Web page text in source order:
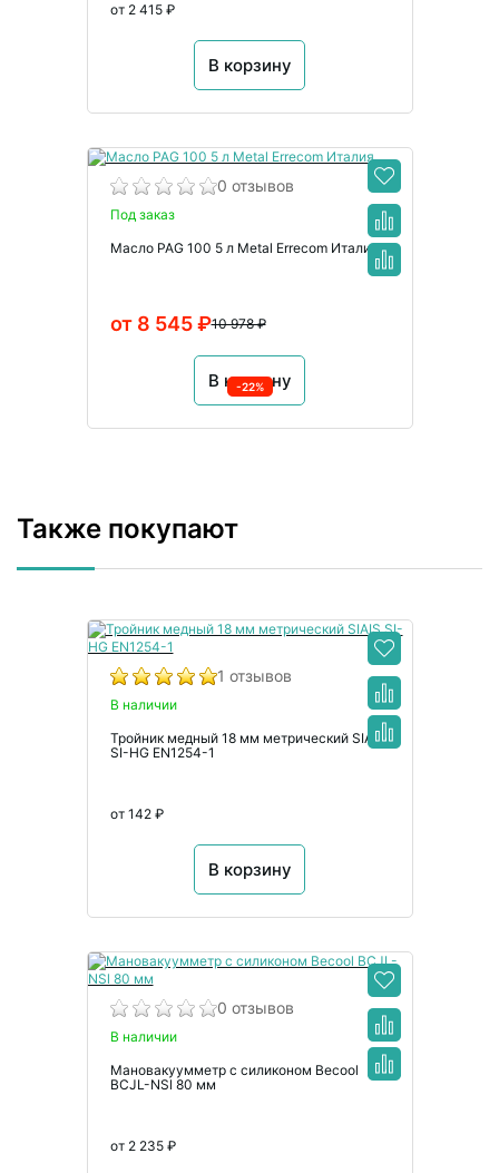
от 2 415 ₽
В корзину
0 отзывов
Под заказ
Масло PAG 100 5 л Metal Errecom Италия
10 978 ₽
от 8 545 ₽
В корзину
-22%
Также покупают
1 отзывов
В наличии
Тройник медный 18 мм метрический SIAIS
SI-HG EN1254-1
от 142 ₽
В корзину
0 отзывов
В наличии
Мановакуумметр с силиконом Becool
BCJL-NSl 80 мм
от 2 235 ₽